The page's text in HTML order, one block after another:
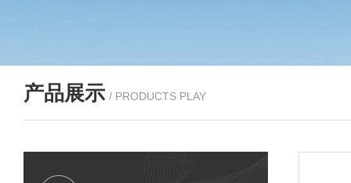
产品展示 / PRODUCTS PLAY